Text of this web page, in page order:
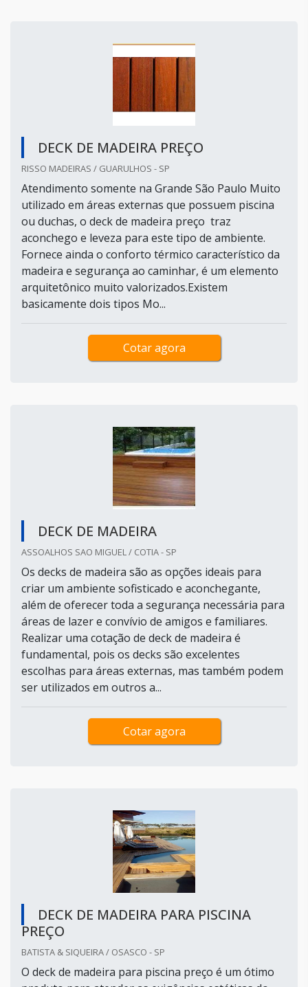
DECK DE MADEIRA PREÇO
RISSO MADEIRAS / GUARULHOS - SP
Atendimento somente na Grande São Paulo Muito
utilizado em áreas externas que possuem piscina
ou duchas, o deck de madeira preço traz
aconchego e leveza para este tipo de ambiente.
Fornece ainda o conforto térmico característico da
madeira e segurança ao caminhar, é um elemento
arquitetônico muito valorizados.Existem
basicamente dois tipos Mo...
Cotar agora
DECK DE MADEIRA
ASSOALHOS SAO MIGUEL / COTIA - SP
Os decks de madeira são as opções ideais para
criar um ambiente sofisticado e aconchegante,
além de oferecer toda a segurança necessária para
áreas de lazer e convívio de amigos e familiares.
Realizar uma cotação de deck de madeira é
fundamental, pois os decks são excelentes
escolhas para áreas externas, mas também podem
ser utilizados em outros a...
Cotar agora
DECK DE MADEIRA PARA PISCINA
PREÇO
BATISTA & SIQUEIRA / OSASCO - SP
O deck de madeira para piscina preço é um ótimo